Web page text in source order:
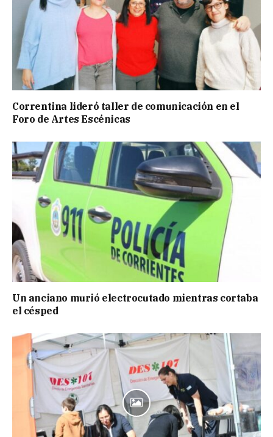
Correntina lideró taller de comunicación en el
Foro de Artes Escénicas
Un anciano murió electrocutado mientras cortaba
el césped